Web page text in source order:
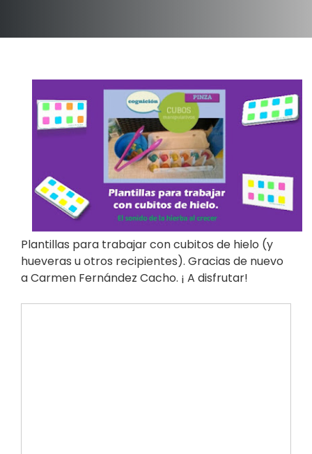
Plantillas para trabajar con cubitos de hielo (y
hueveras u otros recipientes). Gracias de nuevo
a Carmen Fernández Cacho. ¡ A disfrutar!